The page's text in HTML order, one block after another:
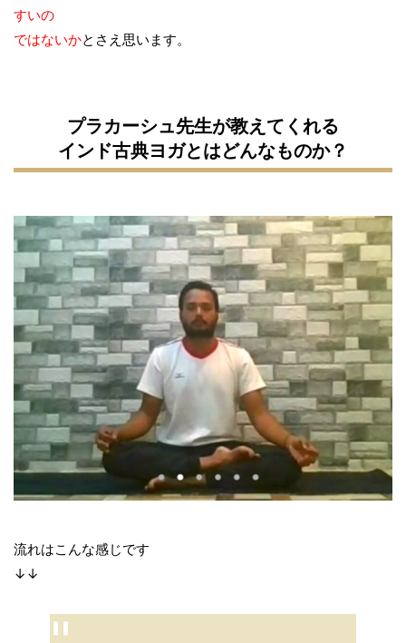
すいの
ではないかとさえ思います。
プラカーシュ先生が教えてくれる
インド古典ヨガとはどんなものか？
流れはこんな感じです
↓↓